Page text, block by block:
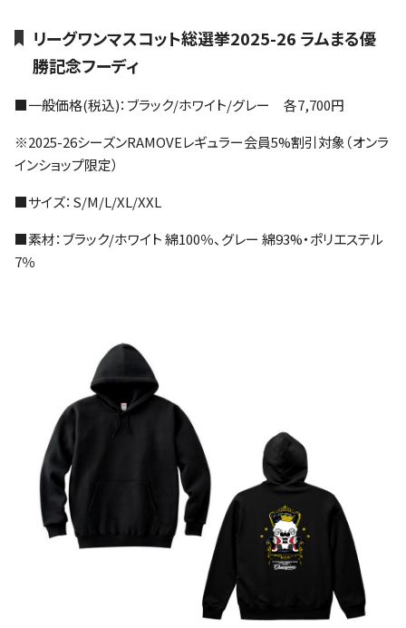
リーグワンマスコット総選挙2025-26 ラムまる優
勝記念フーディ
■一般価格(税込)：ブラック/ホワイト/グレー 各7,700円
※2025-26シーズンRAMOVEレギュラー会員5%割引対象（オンラ
インショップ限定）
■サイズ：S/M/L/XL/XXL
■素材：ブラック/ホワイト 綿100％、グレー 綿93%・ポリエステル
7％